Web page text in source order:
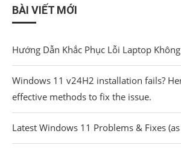
BÀI VIẾT MỚI
Hướng Dẫn Khắc Phục Lỗi Laptop
Windows 11 v24H2 installation fails?
effective methods to fix the issue.
Latest Windows 11 Problems & Fixes